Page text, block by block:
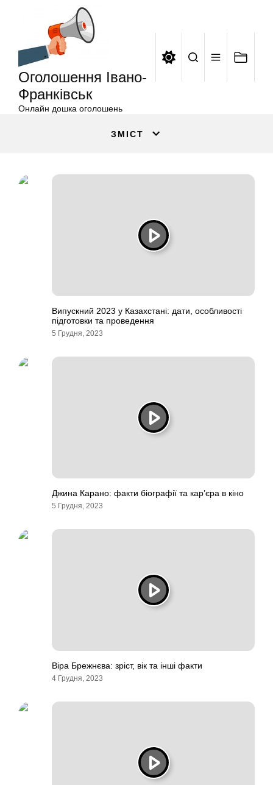
Оголошення Івано-
Франківськ
Онлайн дошка оголошень
ЗМІСТ
Випускний 2023 у Казахстані: дати, особливості
підготовки та проведення
5 Грудня, 2023
Джина Карано: факти біографії та кар’єра в кіно
5 Грудня, 2023
Віра Брежнєва: зріст, вік та інші факти
4 Грудня, 2023